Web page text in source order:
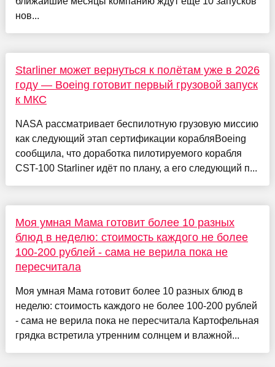
нов...
Starliner может вернуться к полётам уже в 2026
году — Boeing готовит первый грузовой запуск
к МКС
NASA рассматривает беспилотную грузовую миссию
как следующий этап сертификации корабляBoeing
сообщила, что доработка пилотируемого корабля
CST-100 Starliner идёт по плану, а его следующий п...
Моя умная Мама готовит более 10 разных
блюд в неделю: стоимость каждого не более
100-200 рублей - сама не верила пока не
пересчитала
Моя умная Мама готовит более 10 разных блюд в
неделю: стоимость каждого не более 100-200 рублей
- сама не верила пока не пересчитала Картофельная
грядка встретила утренним солнцем и влажной...